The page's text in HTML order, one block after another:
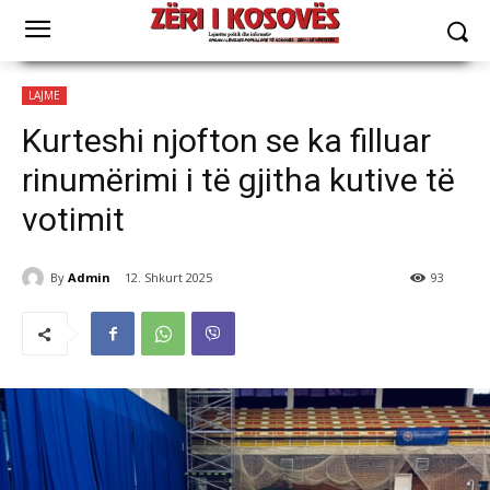
LAJME
Kurteshi njofton se ka filluar
rinumërimi i të gjitha kutive të
votimit
By Admin 12. Shkurt 2025 93